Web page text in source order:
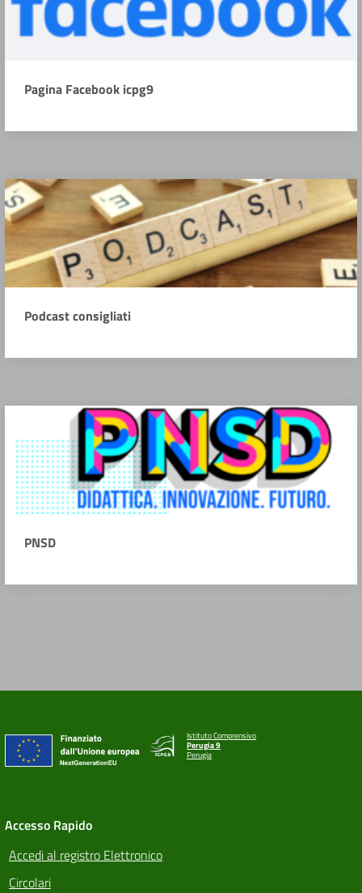
Pagina Facebook icpg9
Podcast consigliati
PNSD
Istituto Comprensivo
Perugia 9
Perugia
Accesso Rapido
Accedi al registro Elettronico
Circolari